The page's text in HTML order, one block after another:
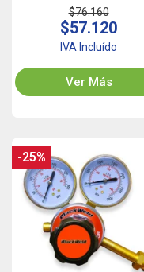
$76.160
$57.120
IVA Incluído
Ver Más
-25%